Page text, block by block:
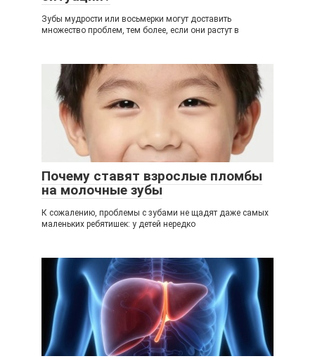
Зубы мудрости или восьмерки могут доставить
множество проблем, тем более, если они растут в
Почему ставят взрослые пломбы
на молочные зубы
К сожалению, проблемы с зубами не щадят даже самых
маленьких ребятишек: у детей нередко